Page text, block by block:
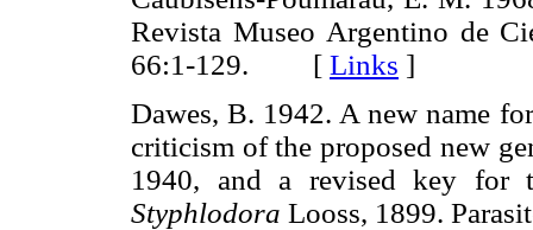
Revista Museo Argentino de
66:1-129. [ Links ]
Dawes, B. 1942. A new name
criticism of the proposed new
1940, and a revised key for
Styphlodora Looss, 1899.